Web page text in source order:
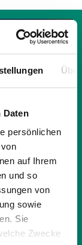
Daten
persönlichen
auf Ihrem
und so
von
sowie
Sie
Zwecke
WERT
die SV